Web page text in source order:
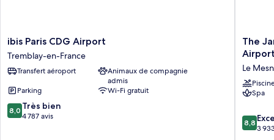
ibis
Paris
CDG
Airport
en-
France
ibis Paris CDG Airport
Tremblay-en-France
Transfert aéroport
Animaux de compagnie
admis
Parking
Wi-Fi gratuit
8.0
sur
8,0 Très bien
4 787 avis
The
Jangle
Hotel
-
Paris
-
de
Gaulle
The
Le
Spa
8.8
sur
8,8
3